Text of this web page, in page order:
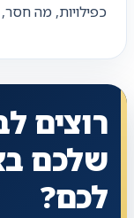
כפילויות, מה
רוצים
שלכם
לכם?